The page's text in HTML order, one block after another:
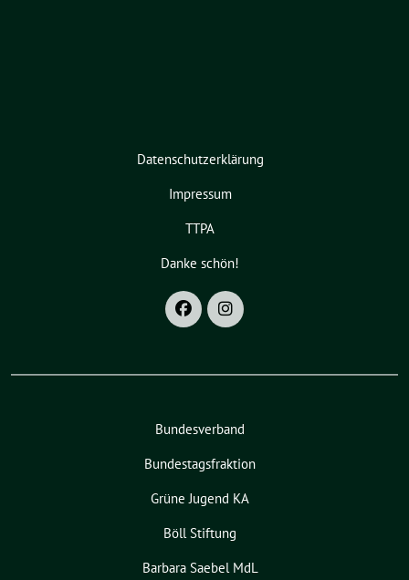
Datenschutzerklärung
Impressum
TTPA
Danke schön!
Bundesverband
Bundestagsfraktion
Grüne Jugend KA
Böll Stiftung
Barbara Saebel MdL